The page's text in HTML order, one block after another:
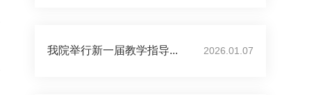
我院举行新一届教学指导... 2026.01.07